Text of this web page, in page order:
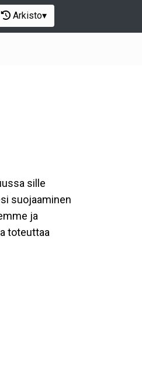
Arkisto▾
sille
suojaaminen
ja
toteuttaa